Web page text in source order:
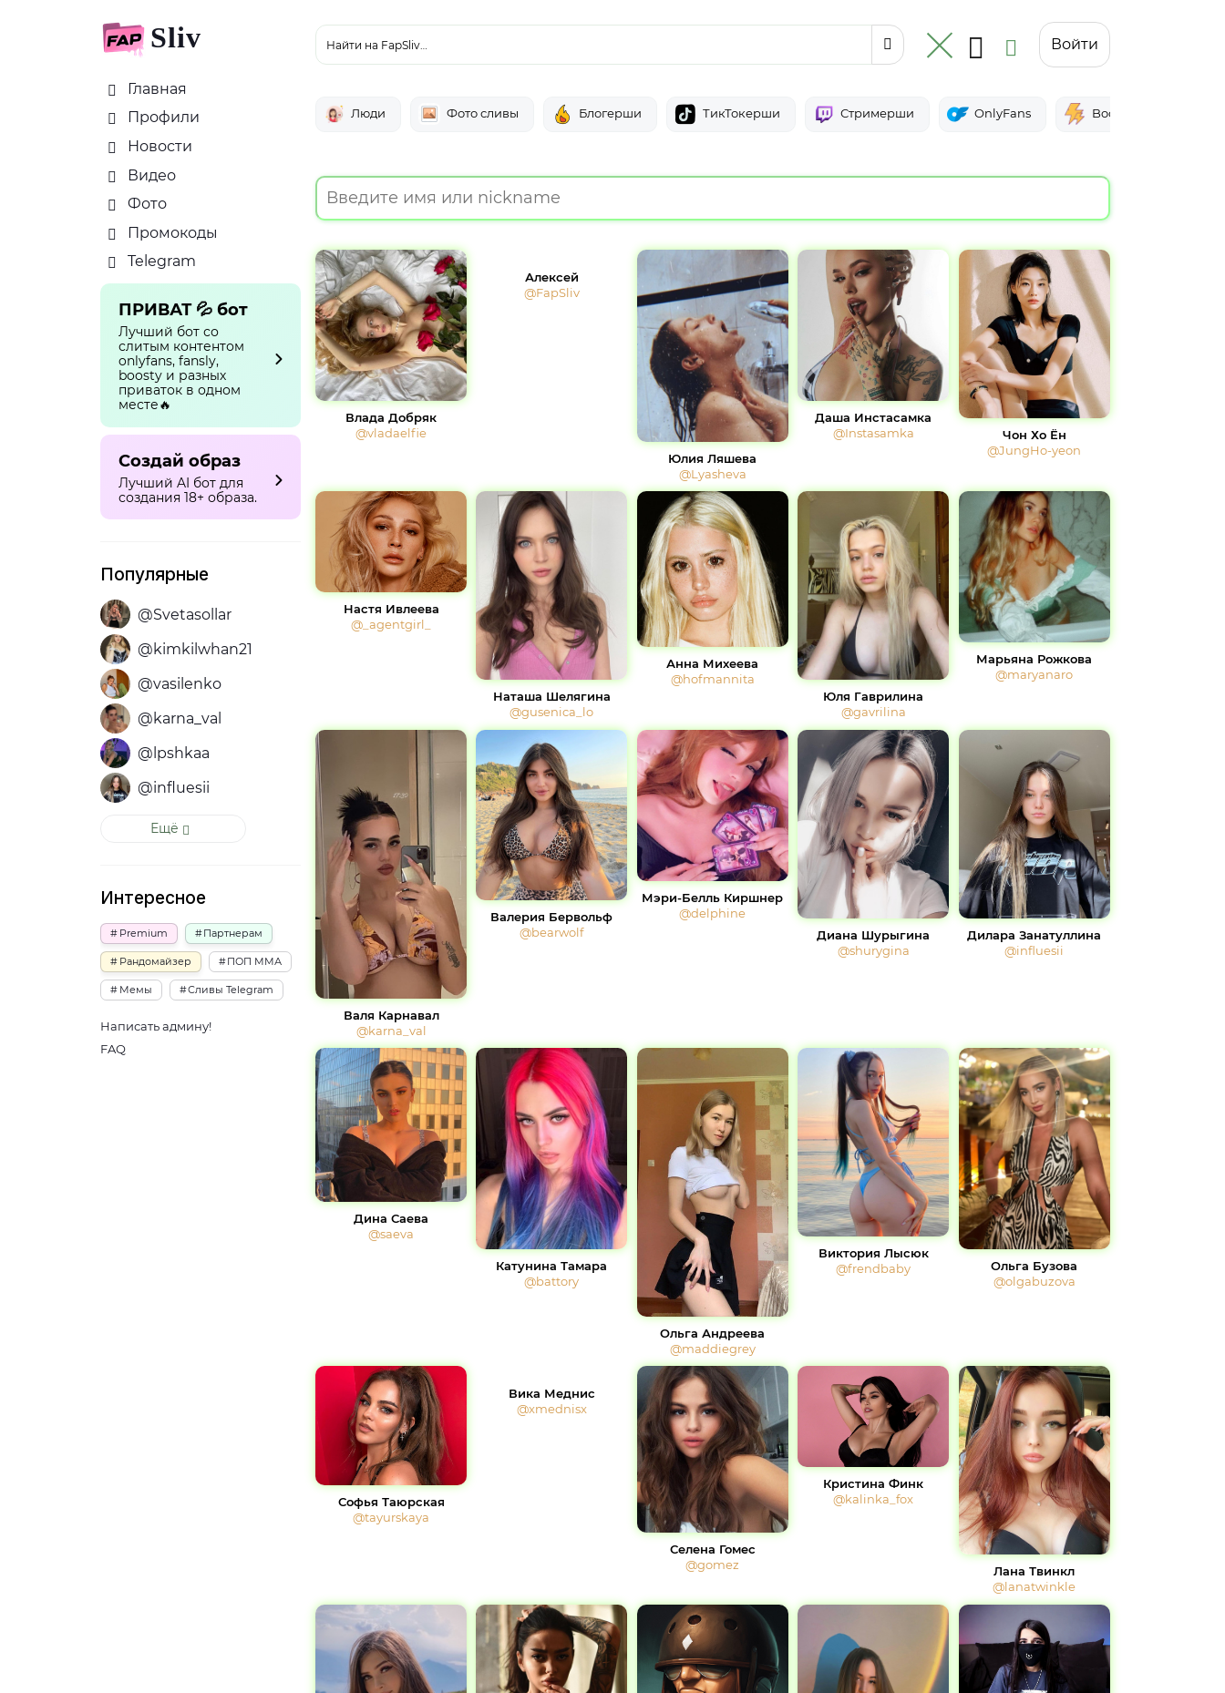
Sliv
Главная
Профили
Новости
Видео
Фото
Промокоды
Telegram
ПРИВАТ 💦 бот
Лучший бот со
слитым контентом
onlyfans, fansly,
boosty и разных
приваток в одном
месте🔥
Создай образ
Лучший AI бот для
создания 18+ образа.
Популярные
@Svetasollar
@kimkilwhan21
@vasilenko
@karna_val
@lpshkaa
@influesii
Ещё
Интересное
Premium Партнерам
Рандомайзер ПОП ММА
Мемы Сливы Telegram
Написать админу!
FAQ
Найти на FapSliv… Войти
Люди Фото сливы Блогерши ТикТокерши Стримерши OnlyFans Boosty
Влада Добряк
@vladaelfie
Алексей
@FapSliv
Юлия Ляшева
@Lyasheva
Даша Инстасамка
@Instasamka
Чон Хо Ён
@JungHo-yeon
Настя Ивлеева
@_agentgirl_
Наташа Шелягина
@gusenica_lo
Анна Михеева
@hofmannita
Юля Гаврилина
@gavrilina
Марьяна Рожкова
@maryanaro
Валя Карнавал
@karna_val
Валерия Бервольф
@bearwolf
Мэри-Белль Киршнер
@delphine
Диана Шурыгина
@shurygina
Дилара Занатуллина
@influesii
Дина Саева
@saeva
Катунина Тамара
@battory
Ольга Андреева
@maddiegrey
Виктория Лысюк
@frendbaby
Ольга Бузова
@olgabuzova
Софья Таюрская
@tayurskaya
Вика Меднис
@xmednisx
Селена Гомес
@gomez
Кристина Финк
@kalinka_fox
Лана Твинкл
@lanatwinkle